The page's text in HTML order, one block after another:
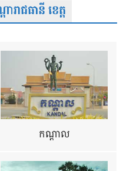
ាជធានី ខេត្ត
កណ្តាល